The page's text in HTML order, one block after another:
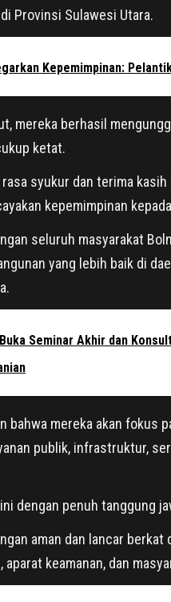
Provinsi Sulawesi Utara.
Kepemimpinan:
mereka berhasil
ketat.
syukur dan terima
kepemimpinan
seluruh masyarakat
yang lebih baik di
Seminar Akhir dan
bahwa mereka akan fokus
publik, infrastruktur,
dengan penuh tanggung
aman dan lancar berkat
keamanan, dan